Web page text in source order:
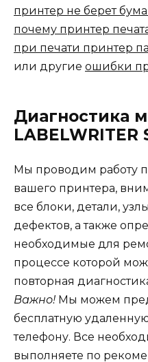
принтер не берет
почему принтер
при печати принтер
или другие ошибки
Диагностика
LABELWRITER
Мы проводим работу
вашего принтера,
все блоки, детали,
дефектов, а также
необходимые для
процессе которой
повторная
Важно! Мы можем
бесплатную
телефону. Все
выполняете по